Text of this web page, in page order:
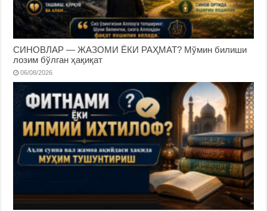
СИНОВЛАР — ЖАЗОМИ ЁКИ РАҲМАТ? Мўмин билиши
лозим бўлган ҳақиқат
06/08/2026